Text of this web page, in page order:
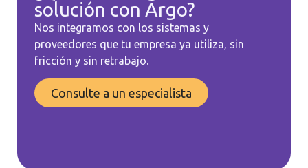
solución con Argo?
Nos integramos con los sistemas y
proveedores que tu empresa ya utiliza, sin
fricción y sin retrabajo.
Consulte a un especialista